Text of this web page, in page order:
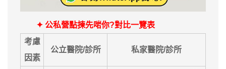
✦ 公私營點揀先啱你?對比一覽表
考慮
因素
公立醫院/診所 私家醫院/診所